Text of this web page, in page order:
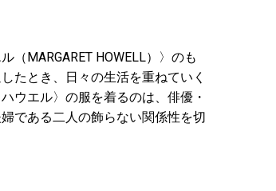
MARGARET HOWELL）〉のも
たとき、日々の生活を重ねていく
ウエル〉の服を着るのは、俳優・
である二人の飾らない関係性を切